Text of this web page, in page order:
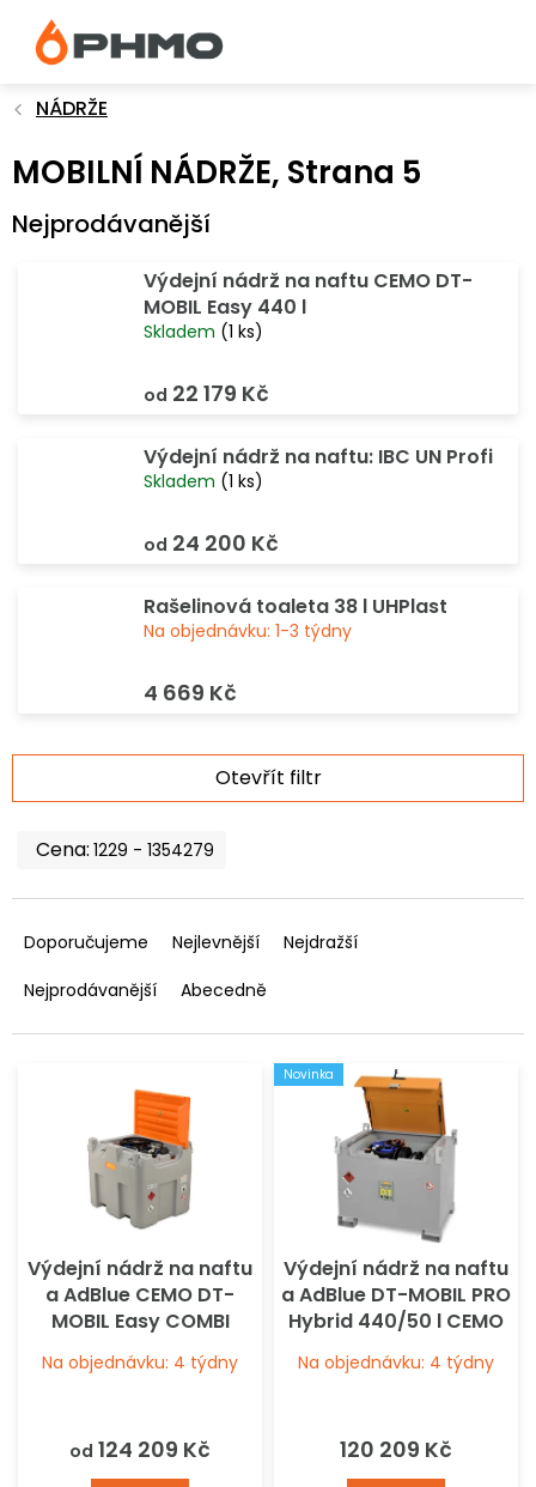
obsah
NÁDRŽE
MOBILNÍ NÁDRŽE, Strana 5
Nejprodávanější
Výdejní nádrž na naftu CEMO DT-
MOBIL Easy 440 l
Skladem (1 ks)
od 22 179 Kč
Výdejní nádrž na naftu: IBC UN Profi
Skladem (1 ks)
od 24 200 Kč
Rašelinová toaleta 38 l UHPlast
Na objednávku: 1-3 týdny
4 669 Kč
1229 1354279
a
e
í
Doporučujeme Nejlevnější
Nejdražší
Nejprodávanější
Abecedně
Otevřít filtr
V
ý
p
o
d
u
k
Výdejní nádrž na naftu
a AdBlue CEMO DT-
MOBIL Easy COMBI
850/100 l PREMIUM
Na objednávku: 4 týdny
od 124 209 Kč
Novinka
Výdejní nádrž na naftu
a AdBlue DT-MOBIL PRO
Hybrid 440/50 l CEMO
Na objednávku: 4 týdny
120 209 Kč